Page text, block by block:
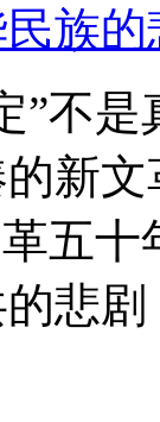
族的
”不
新
五
悲